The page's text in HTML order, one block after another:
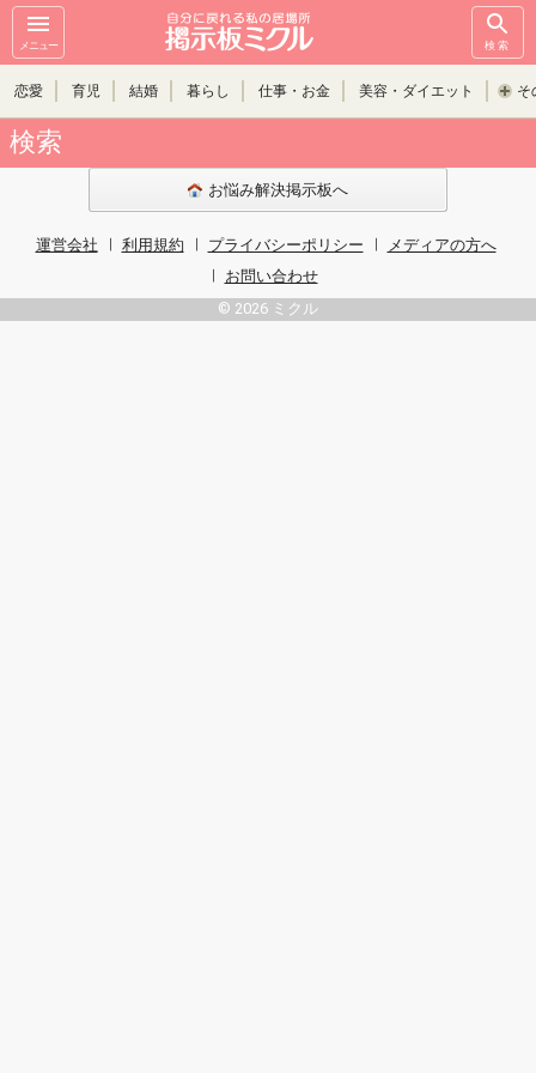
メニュー 検索
恋愛 育児 結婚 暮らし 仕事・お金 美容・ダイエット そ
検索
お悩み解決掲示板へ
運営会社 利用規約 プライバシーポリシー
メディアの方へ
お問い合わせ
© 2026 ミクル